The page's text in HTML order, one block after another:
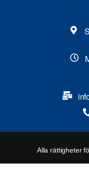
Alla rättigheter